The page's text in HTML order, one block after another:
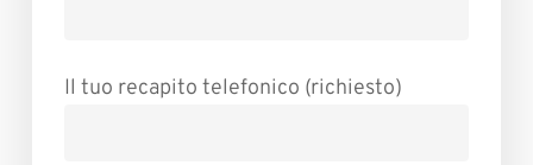
Il tuo recapito telefonico (richiesto)